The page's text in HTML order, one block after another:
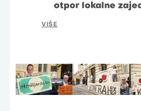
otpor lokalne
VIŠE